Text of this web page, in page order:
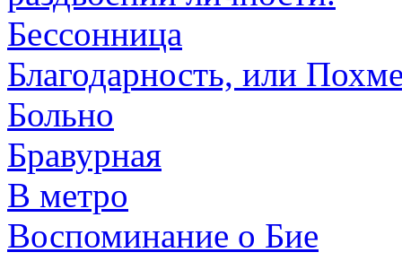
Бессонница
Благодарность, или
Больно
Бравурная
В метро
Воспоминание о Бие